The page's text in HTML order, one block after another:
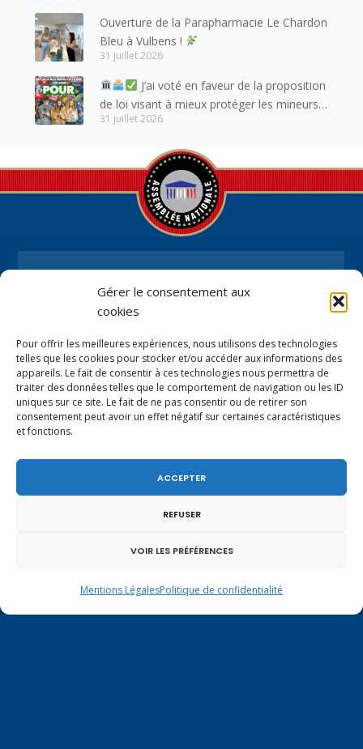
Gérer le consentement aux
cookies
Pour offrir les meilleures expériences, nous utilisons des technologies
telles que les cookies pour stocker et/ou accéder aux informations des
appareils. Le fait de consentir à ces technologies nous permettra de
traiter des données telles que le comportement de navigation ou les ID
uniques sur ce site. Le fait de ne pas consentir ou de retirer son
consentement peut avoir un effet négatif sur certaines caractéristiques
et fonctions.
ACCEPTER
REFUSER
VOIR LES PRÉFÉRENCES
Mentions LégalesPolitique de confidentialité
Ouverture de la Parapharmacie Le Chardon
Bleu à Vulbens !
31 juillet 2026
J’ai voté en faveur de la proposition
de loi visant à mieux protéger les mineurs
des risques liés à l’utilisation des réseaux
31 juillet 2026
Permanence parlementaire en
7 place de la Libération BP59
74100 Annemasse
Tél.+33 (0)4.50.80.35.02
depute@virginiedubymuller.fr